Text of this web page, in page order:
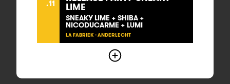
.11 LIME
SNEAKY LIME + SHIBA +
NICODUCARME + LUMI
LA FABRIEK - ANDERLECHT